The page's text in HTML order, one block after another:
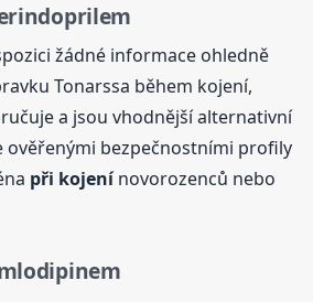
žádné informace ohledně
Tonarssa během kojení,
a jsou vhodnější alternativní
ověřenými bezpečnostními profily
při kojenínovorozenců nebo